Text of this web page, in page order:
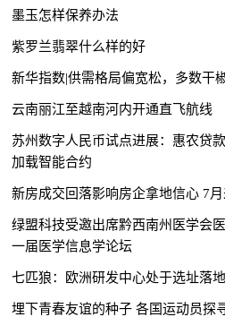
墨玉怎样保养办法
紫罗兰翡翠什么样的好
新华指数|供需格局偏宽松，多数干
云南丽江至越南河内开通直飞航线
苏州数字人民币试点进展：惠农贷
加载智能合约
新房成交回落影响房企拿地信心 7
绿盟科技受邀出席黔西南州医学会
一届医学信息学论坛
七匹狼：欧洲研发中心处于选址落
埋下青春友谊的种子 各国运动员探